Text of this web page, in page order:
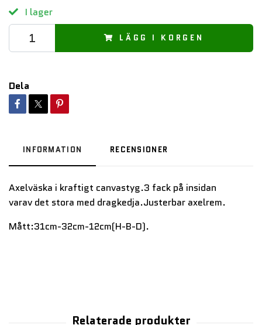
I lager
LÄGG I KORGEN
Dela
INFORMATION RECENSIONER
Axelväska i kraftigt canvastyg.3 fack på insidan
varav det stora med dragkedja.Justerbar axelrem.
Mått:31cm-32cm-12cm(H-B-D).